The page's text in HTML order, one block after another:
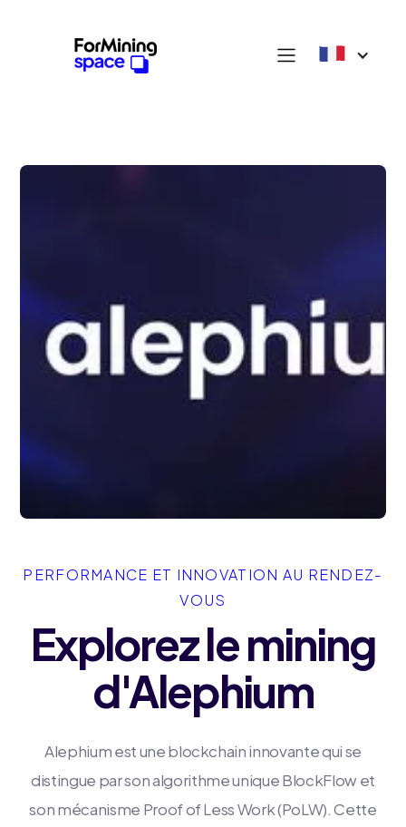
PERFORMANCE ET INNOVATION AU RENDEZ-
VOUS
Explorez le mining
d'Alephium
Alephium est une blockchain innovante qui se
distingue par son algorithme unique BlockFlow et
son mécanisme Proof of Less Work (PoLW). Cette